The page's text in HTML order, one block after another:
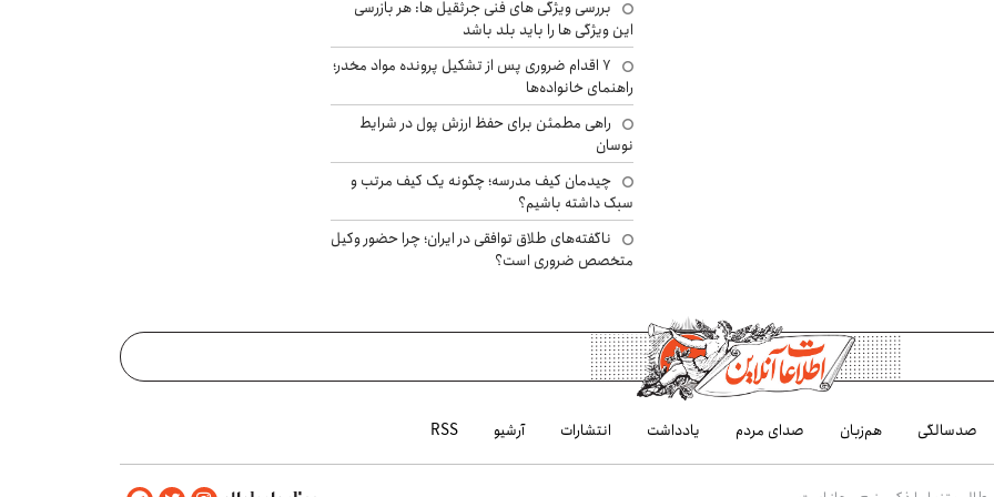
بررسی ویژگی های فنی جرثقیل ها: هر بازرسی
این ویژگی ها را باید بلد باشد
۷ اقدام ضروری پس از تشکیل پرونده مواد مخدر؛
راهنمای خانواده‌ها
راهی مطمئن برای حفظ ارزش پول در شرایط
نوسان
چیدمان کیف مدرسه؛ چگونه یک کیف مرتب و
سبک داشته باشیم؟
ناگفته‌های طلاق توافقی در ایران؛ چرا حضور وکیل
متخصص ضروری است؟
صدسالگی هم‌زبان صدای مردم یادداشت انتشارات آرشیو RSS